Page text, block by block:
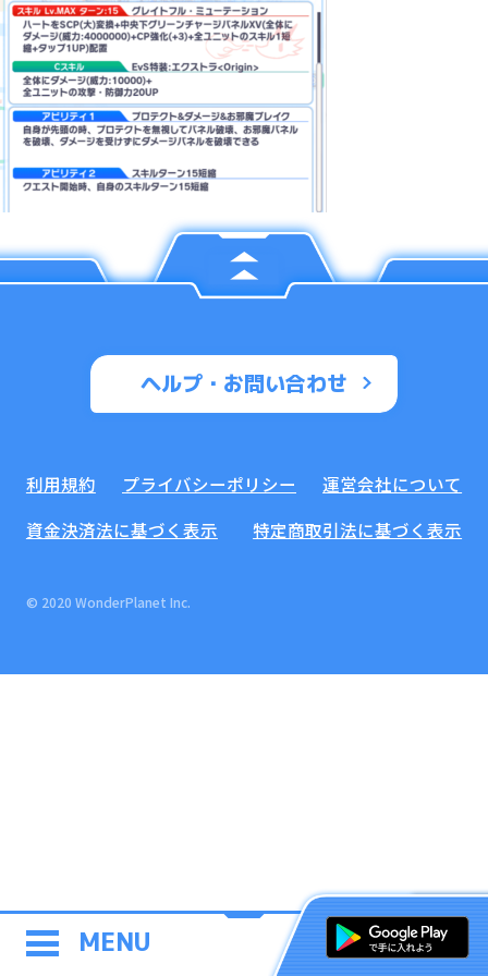
MENU
ヘルプ・お問い合わせ
利用規約 プライバシーポリシー
運営会社について
資金決済法に基づく表示
特定商取引法に基づく表示
© 2020 WonderPlanet Inc.